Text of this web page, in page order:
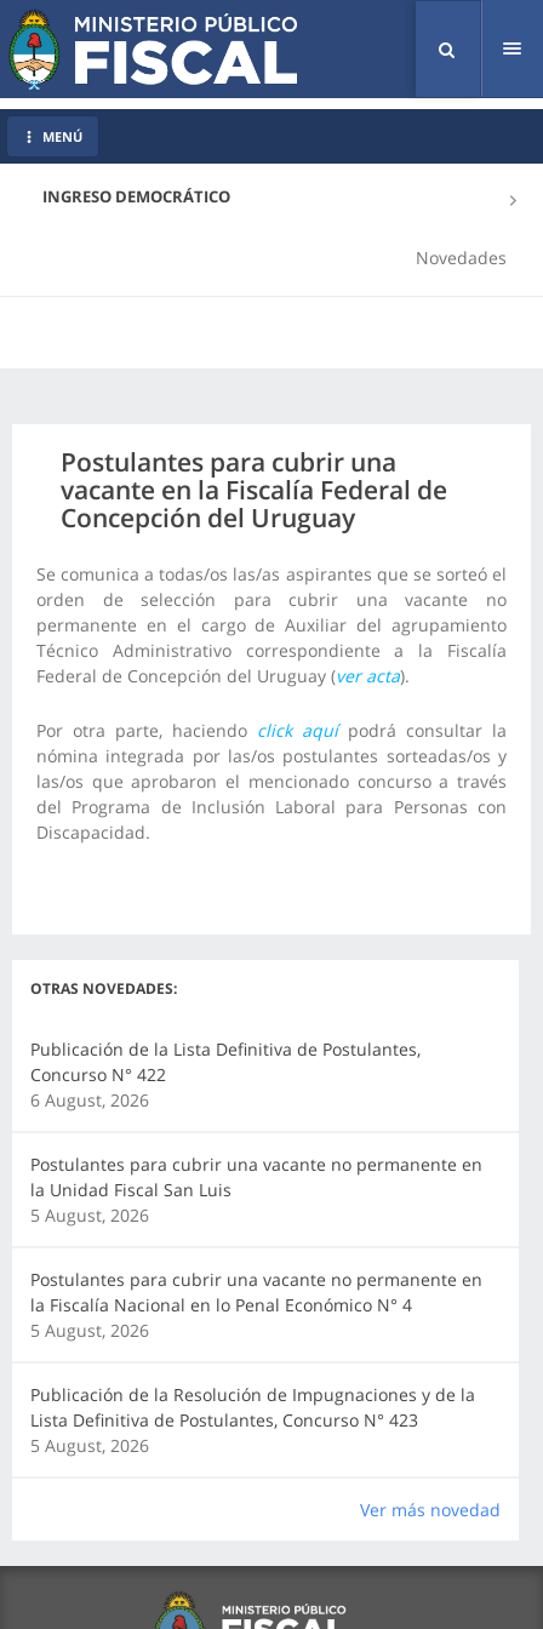
INGRESO DEMOCRÁTICO
Novedades
MENÚ
Postulantes para cubrir una
vacante en la Fiscalía Federal de
Concepción del Uruguay
Se comunica a todas/os las/as aspirantes que se sorteó el
orden de selección para cubrir una vacante no
permanente en el cargo de Auxiliar del agrupamiento
Técnico Administrativo correspondiente a la Fiscalía
Federal de Concepción del Uruguay (ver acta).
Por otra parte, haciendo click aquípodrá consultar la
nómina integrada por las/os postulantes sorteadas/os y
las/os que aprobaron el mencionado concurso a través
del Programa de Inclusión Laboral para Personas con
Discapacidad.
OTRAS NOVEDADES:
Publicación de la Lista Definitiva de Postulantes,
Concurso N° 422
6 August, 2026
Postulantes para cubrir una vacante no permanente en
la Unidad Fiscal San Luis
5 August, 2026
Postulantes para cubrir una vacante no permanente en
la Fiscalía Nacional en lo Penal Económico N° 4
5 August, 2026
Publicación de la Resolución de Impugnaciones y de la
Lista Definitiva de Postulantes, Concurso N° 423
5 August, 2026
Ver más novedad